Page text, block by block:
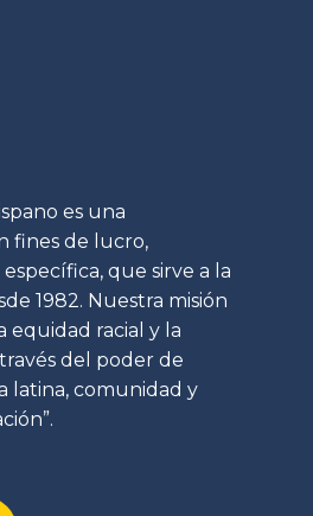
es una
fines de lucro,
que sirve a la
1982. Nuestra misión
equidad racial y la
del poder de
latina, comunidad y